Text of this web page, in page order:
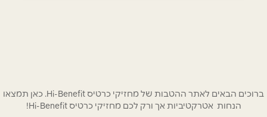
שם מלא*
ברוכים הבאים לאתר ההטבות של מחזיקי כרטיס Hi-Benefit. כאן תמצאו
הנחות אטרקטיביות אך ורק לכם מחזיקי כרטיס Hi-Benefit!